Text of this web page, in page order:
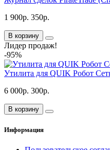
1 900р. 350р.
В корзину
Лидер продаж!
-95%
Утилита для QUIK Робот
6 000р. 300р.
В корзину
Информация